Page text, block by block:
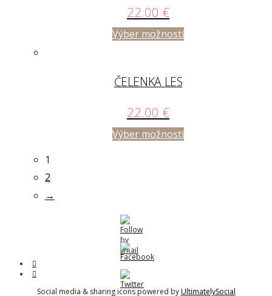
22.00 €
Výber možností
ČELENKA LES
22.00 €
Výber možností
1
2
→
Social media & sharing icons powered byUltimatelySocial